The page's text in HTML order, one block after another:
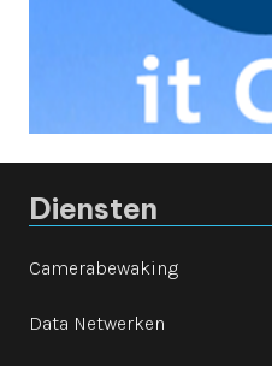
Diensten
Camerabewaking
Data Netwerken